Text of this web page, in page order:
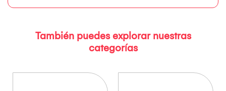
También puedes explorar nuestras
categorías